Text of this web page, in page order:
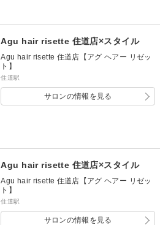
Agu hair risette 住道店×スタイル
Agu hair risette 住道店【アグ ヘアー リゼッ
ト】
住道駅
サロンの情報を見る
Agu hair risette 住道店×スタイル
Agu hair risette 住道店【アグ ヘアー リゼッ
ト】
住道駅
サロンの情報を見る